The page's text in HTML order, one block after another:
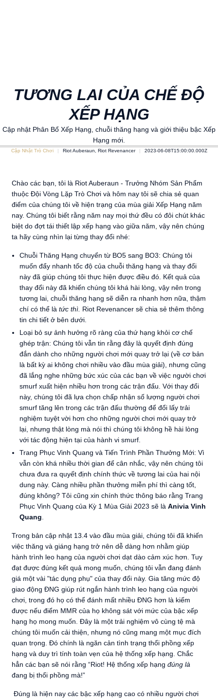
TƯƠNG LAI CỦA CHẾ ĐỘ
XẾP HẠNG
Cập nhật Phân Bổ Xếp Hạng, chuỗi thăng hạng và giới thiệu bậc Xếp
Hạng mới.
Cập Nhật Trò Chơi Riot Auberaun, Riot Revenancer 2023-06-08T15:00:00.000Z
Chào các bạn, tôi là Riot Auberaun - Trưởng Nhóm Sản Phẩm
thuộc Đội Vòng Lặp Trò Chơi và hôm nay tôi sẽ chia sẻ quan
điểm của chúng tôi về hiện trạng của mùa giải Xếp Hạng năm
nay. Chúng tôi biết rằng năm nay mọi thứ đều có đôi chút khác
biệt do đợt tái thiết lập xếp hạng vào giữa năm, vậy nên chúng
ta hãy cùng nhìn lại từng thay đổi nhé:
Chuỗi Thăng Hạng chuyển từ BO5 sang BO3: Chúng tôi
muốn đẩy nhanh tốc độ của chuỗi thăng hạng và thay đổi
này đã giúp chúng tôi thực hiện được điều đó. Kết quả của
thay đổi này đã khiến chúng tôi khá hài lòng, vậy nên trong
tương lai, chuỗi thăng hạng sẽ diễn ra nhanh hơn nữa, thậm
chí có thể là tức thì. Riot Revenancer sẽ chia sẻ thêm thông
tin chi tiết ở bên dưới
Loại bỏ sự ảnh hưởng rõ ràng của thứ hạng khỏi cơ chế
ghép trận: Chúng tôi vẫn tin rằng đây là quyết định đúng
đắn dành cho những người chơi mới quay trở lại (về cơ bản
là bất kỳ ai không chơi nhiều vào đầu mùa giải), nhưng cũng
đã lắng nghe những bức xúc của các bạn về việc người chơi
smurf xuất hiện nhiều hơn trong các trận đấu. Với thay đổi
này, chúng tôi đã lựa chọn chấp nhận số lượng người chơi
smurf tăng lên trong các trận đấu thường để đổi lấy trải
nghiệm tuyệt vời hơn cho những người chơi mới quay trở
lại, nhưng thật lòng mà nói thì chúng tôi không hề hài lòng
với tác động hiện tại của hành vi smurf
Trang Phục Vinh Quang và Tiến Trình Phần Thưởng Mới: Vì
vẫn còn khá nhiều thời gian để cân nhắc, vậy nên chúng tôi
chưa đưa ra quyết định chính thức về tương lai của hai nội
dung này. Càng nhiều phần thưởng miễn phí thì càng tốt,
đúng không? Tôi cũng xin chính thức thông báo rằng Trang
Phục Vinh Quang của Kỳ 1 Mùa Giải 2023 sẽ là Anivia Vinh
Quang
Trong bản cập nhật 13.4 vào đầu mùa giải, chúng tôi đã khiến
việc thăng và giáng hạng trở nên dễ dàng hơn nhằm giúp
hành trình leo hạng của người chơi dạt dào cảm xúc hơn. Tuy
đạt được đúng kết quả mong muốn, chúng tôi vẫn đang đánh
giá một vài "tác dụng phụ" của thay đổi này. Gia tăng mức độ
giao động ĐNG giúp rút ngắn hành trình leo hạng của người
chơi, trong đó họ có thể đánh mất nhiều ĐNG hơn là kiếm
được nếu điểm MMR của họ không sát với mức của bậc xếp
hạng họ mong muốn. Đây là một trải nghiệm vô cùng tệ mà
chúng tôi muốn cải thiện, nhưng nó cũng mang một mục đích
quan trọng. Đó chính là ngăn cản tình trạng thổi phồng xếp
hạng và duy trì tính toàn vẹn của hệ thống xếp hạng. Chắc
hẳn các bạn sẽ nói rằng “Riot! Hệ thống xếp hạng đúng là
đang bị thổi phồng mà!”
Đúng là hiện nay các bậc xếp hạng cao có nhiều người chơi